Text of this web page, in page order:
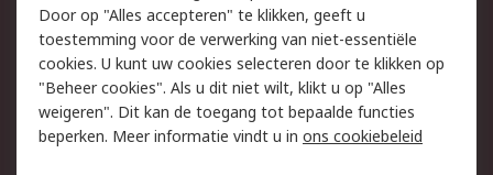
Wettelijk
Cookiebeleid
Email veiligheid
Privacybeleid
Websitevoorwaarden
Algemene
verkoopvoorwaarden
Door op "Alles accepteren" te klikken, geeft u
toestemming voor de verwerking van niet-essentiële
cookies. U kunt uw cookies selecteren door te klikken op
"Beheer cookies". Als u dit niet wilt, klikt u op "Alles
weigeren". Dit kan de toegang tot bepaalde functies
beperken. Meer informatie vindt u in ons cookiebeleid